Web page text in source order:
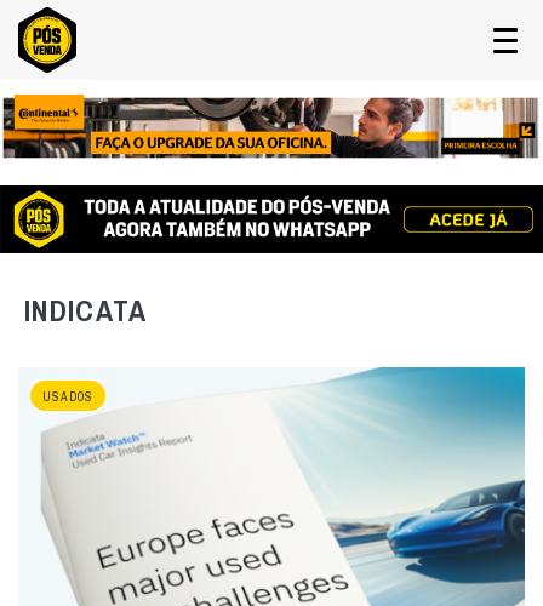
INDICATA
USADOS